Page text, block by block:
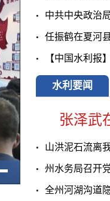
中共中央政治
任振鹤在夏河
【中国水利报
水利要闻
山洪泥石流离
州水务局召开
全州河湖沟道